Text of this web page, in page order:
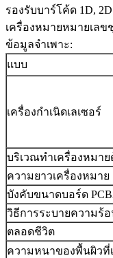
รองรับบาร์โค้ด 1D,
เครื่องหมายหมายเลข
ข้อมูลจำเพาะ:
แบบ
เครื่องกำเนิดเลเซอร์
บริเวณทำเครื่องหมาย
ความยาวเครื่องหมาย
บังคับขนาดบอร์ด
วิธีการระบายความร้
ตลอดชีวิต
ความหนาของพื้นผิวที่